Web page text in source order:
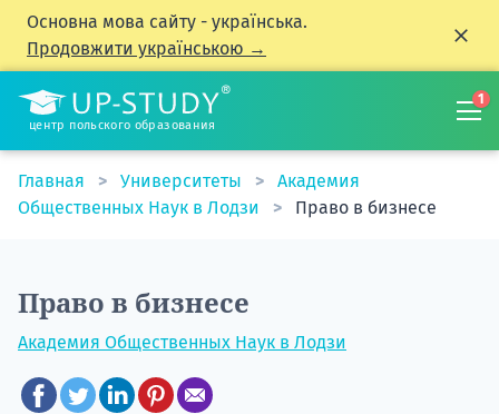
Основна мова сайту - українська.
Продовжити українською →
центр польского образования
1
Главная Университеты
Академия
Общественных Наук в Лодзи
Право в бизнесе
Право в бизнесе
Академия Общественных Наук в Лодзи